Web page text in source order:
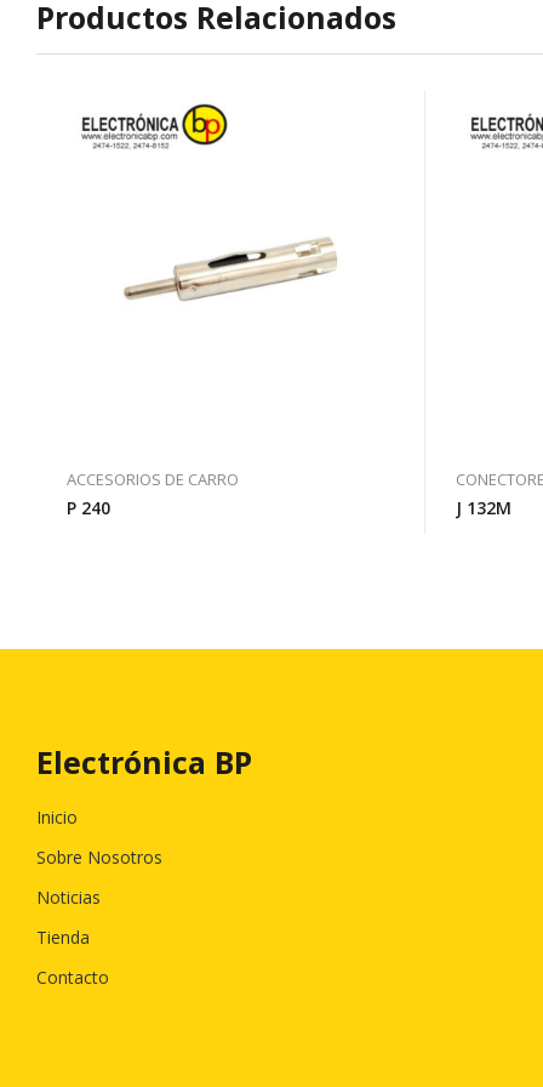
Productos Relacionados
ACCESORIOS DE CARRO
P 240 J 132M
Electrónica BP
Inicio
Sobre Nosotros
Noticias
Tienda
Contacto